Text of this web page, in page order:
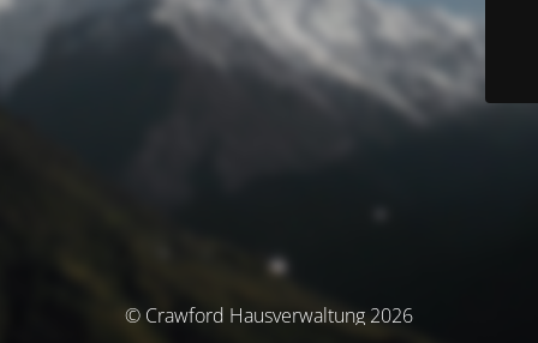
© Crawford Hausverwaltung 2026